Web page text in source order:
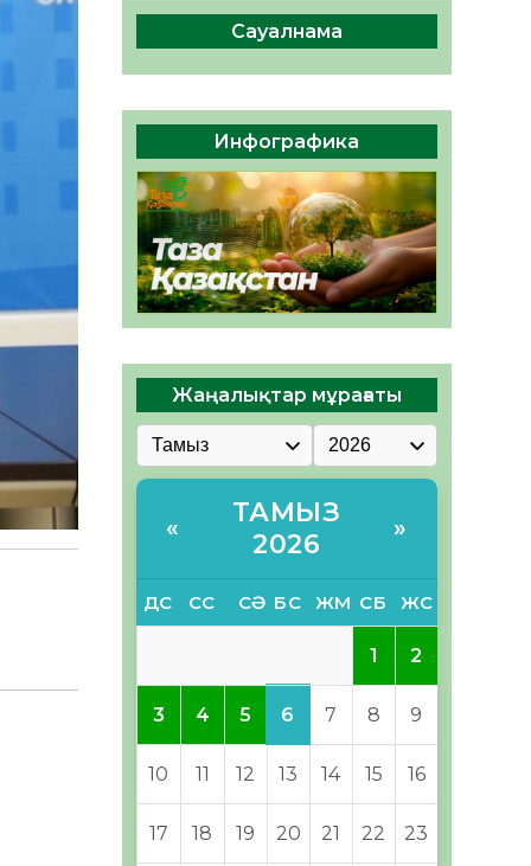
04.08.2026 50 0
Құрылтай: Қызылордада
1344 комиссия мүшесінің
04.08.2026
41 0
ҚҰРЫЛТАЙ САЙЛАУЫ – ЕЛ
БІРЛІГІ МЕН АЗАМАТТЫҚ
ЖАУАПКЕРШІЛІКТІҢ
КӨРІНІСІ
04.08.2026 53 0
Сауалнама
Инфографика
Жаңалықтар мұрағаты
«
ТАМЫЗ
2026
»
ДС СС СӘ БС ЖМ СБ ЖС
1 2
3 4 5 6 7 8 9
10 11 12 13 14 15 16
17 18 19 20 21 22 23